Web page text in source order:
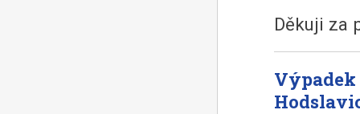
Děkuji za
Výpadek